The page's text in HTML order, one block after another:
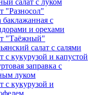
салат с луком
"Разносол"
баклажанная с
и орехами
"Таёжный"
салат с салями
c кукурузой и капустой
заправка с
луком
c кукурузой и